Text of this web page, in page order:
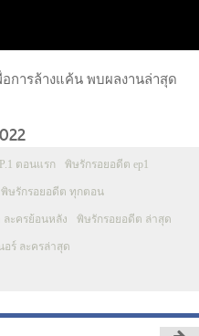
การล้างแค้น พบผลงานล่าสุด
ตอนแรก พิษรักรอยอดีต ep1
พิษรักรอยอดีต ทุกตอน
ะครย้อนหลัง พิษรักรอยอดีต ล่าสุด
อร์ ละครล่าสุด